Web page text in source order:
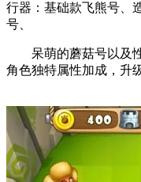
行器：基础款飞熊号、
号、
呆萌的蘑菇号以及性
角色独特属性加成，升